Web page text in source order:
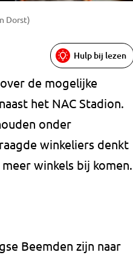
Dorst)
Hulp bij lezen
de mogelijke
het NAC Stadion.
onder
winkeliers denkt
winkels bij komen.
Beemden zijn naar